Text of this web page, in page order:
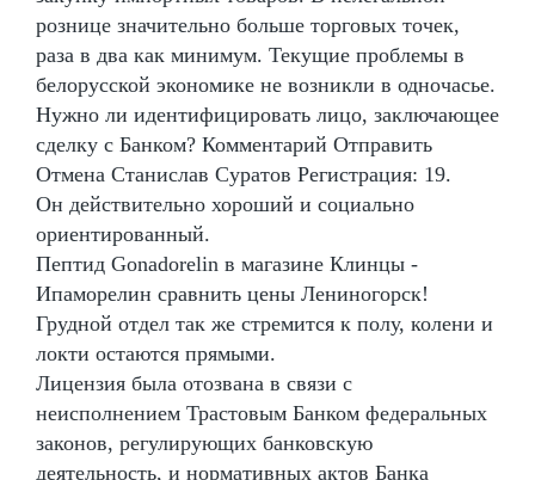
рознице значительно больше торговых точек,
раза в два как минимум. Текущие проблемы в
белорусской экономике не возникли в одночасье.
Нужно ли идентифицировать лицо, заключающее
сделку с Банком? Комментарий Отправить
Отмена Станислав Суратов Регистрация: 19.
Он действительно хороший и социально
ориентированный.
Пептид Gonadorelin в магазине Клинцы -
Ипаморелин сравнить цены Лениногорск!
Грудной отдел так же стремится к полу, колени и
локти остаются прямыми.
Лицензия была отозвана в связи с
неисполнением Трастовым Банком федеральных
законов, регулирующих банковскую
деятельность, и нормативных актов Банка